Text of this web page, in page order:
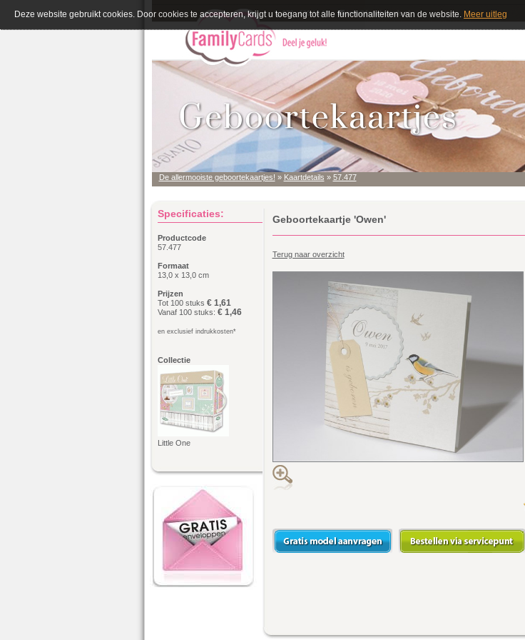
De allermooiste geboortekaartjes! » Kaartdetails » 57.477
Geboortekaartje 'Owen'
Terug naar overzicht
Specificaties:
Productcode
57.477
Formaat
13,0 x 13,0 cm
Prijzen
Tot 100 stuks € 1,61
Vanaf 100 stuks: € 1,46
en exclusief indrukkosten*
Collectie
Little One
Deze website gebruikt cookies. Door cookies te accepteren, krijgt u toegang tot alle functionaliteiten van de website. Meer uitleg